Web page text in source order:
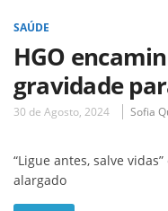
SAÚDE
HGO
gravidade
30 de Agosto, 2024 Sofia
“Ligue antes, salve
alargado